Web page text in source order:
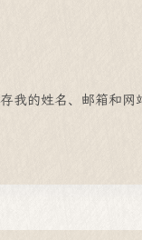
我的姓名、邮箱和